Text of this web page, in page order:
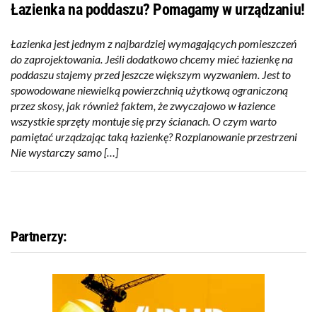
Łazienka na poddaszu? Pomagamy w urządzaniu!
Łazienka jest jednym z najbardziej wymagających pomieszczeń
do zaprojektowania. Jeśli dodatkowo chcemy mieć łazienkę na
poddaszu stajemy przed jeszcze większym wyzwaniem. Jest to
spowodowane niewielką powierzchnią użytkową ograniczoną
przez skosy, jak również faktem, że zwyczajowo w łazience
wszystkie sprzęty montuje się przy ścianach. O czym warto
pamiętać urządzając taką łazienkę? Rozplanowanie przestrzeni
Nie wystarczy samo […]
Partnerzy: